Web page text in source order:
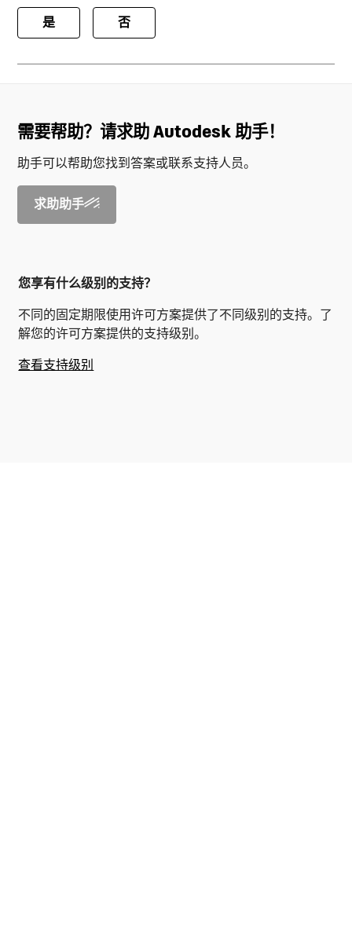
是 否
需要帮助？请求助 Autodesk 助手！
助手可以帮助您找到答案或联系支持人员。
求助助手
您享有什么级别的支持？
不同的固定期限使用许可方案提供了不同级别的支持。了
解您的许可方案提供的支持级别。
查看支持级别